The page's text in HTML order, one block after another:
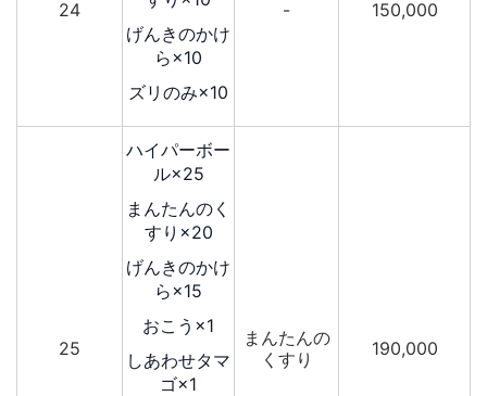
24
げんきのかけ
ら×10
ズリのみ×10
- 150,000
25
ハイパーボー
ル×25
まんたんのく
すり×20
げんきのかけ
ら×15
おこう×1
しあわせタマ
ゴ×1
まんたんの
くすり
190,000